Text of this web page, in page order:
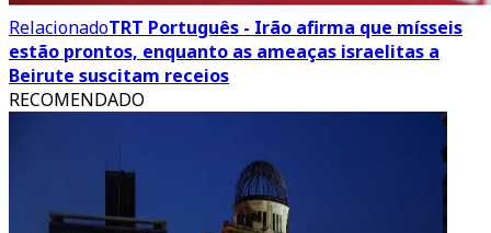
RelacionadoTRT Português - Irão afirma que mísseis
estão prontos, enquanto as ameaças israelitas a
Beirute suscitam receios
RECOMENDADO